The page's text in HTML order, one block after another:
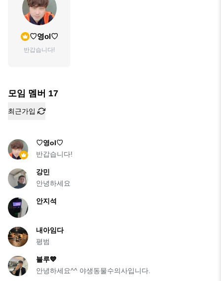
♡영ol♡
반갑습니다!
모임 멤버 17
최근가입
♡영ol♡
반갑습니다!
강민
안녕하세요
안지석
내아임다
평범
블루💙
안녕하세요^^ 야생동물수의사입니다.